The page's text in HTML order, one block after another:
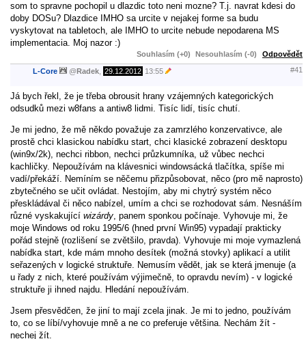
som to spravne pochopil u dlazdic toto neni mozne? T.j. navrat kdesi do
doby DOSu? Dlazdice IMHO sa urcite v nejakej forme sa budu
vyskytovat na tabletoch, ale IMHO to urcite nebude nepodarena MS
implementacia. Moj nazor :)
Souhlasím (+0) Nesouhlasím (-0) Odpovědět
L-Core @Radek 29.12.2012 13:55 #41
Já bych řekl, že je třeba obrousit hrany vzájemných kategorických
odsudků mezi w8fans a antiw8 lidmi. Tisíc lidí, tisíc chutí.
Je mi jedno, že mě někdo považuje za zamrzlého konzervativce, ale
prostě chci klasickou nabídku start, chci klasické zobrazení desktopu
(win9x/2k), nechci ribbon, nechci průzkumníka, už vůbec nechci
kachličky. Nepoužívám na klávesnici windowsácká tlačítka, spíše mi
vadí/překáží. Nemíním se něčemu přizpůsobovat, něco (pro mě naprosto)
zbytečného se učit ovládat. Nestojím, aby mi chytrý systém něco
přeskládával či něco nabízel, umím a chci se rozhodovat sám. Nesnáším
různé vyskakující wizárdy, panem sponkou počínaje. Vyhovuje mi, že
moje Windows od roku 1995/6 (hned první Win95) vypadají prakticky
pořád stejně (rozlišení se zvětšilo, pravda). Vyhovuje mi moje vymazlená
nabídka start, kde mám mnoho desítek (možná stovky) aplikací a utilit
seřazených v logické struktuře. Nemusím vědět, jak se která jmenuje (a
u řady z nich, které používám výjimečně, to opravdu nevím) - v logické
struktuře ji ihned najdu. Hledání nepoužívám.
Jsem přesvědčen, že jiní to mají zcela jinak. Je mi to jedno, používám
to, co se líbí/vyhovuje mně a ne co preferuje většina. Nechám žít -
nechej žít.